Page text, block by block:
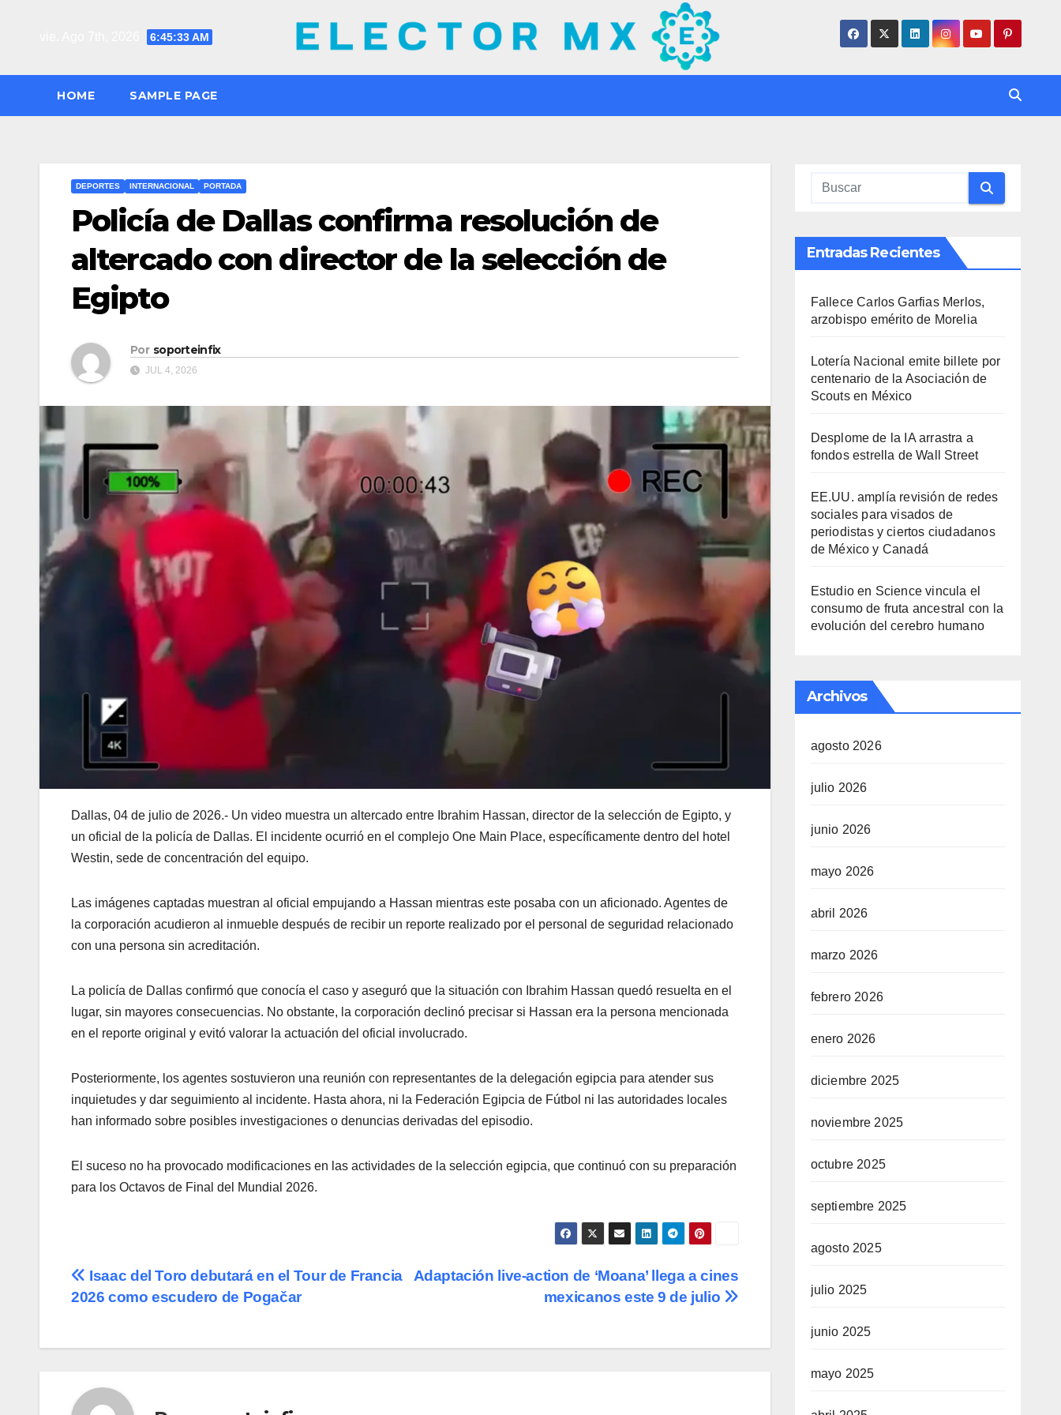
6:45:34 AM
HOME SAMPLE PAGE
DEPORTES INTERNACIONAL PORTADA
Policía de Dallas confirma resolución de
altercado con director de la selección de
Egipto
Por soporteinfix
JUL 4, 2026
Dallas, 04 de julio de 2026.- Un video muestra un altercado entre Ibrahim Hassan, director de la selección de Egipto, y
un oficial de la policía de Dallas. El incidente ocurrió en el complejo One Main Place, específicamente dentro del hotel
Westin, sede de concentración del equipo.
Las imágenes captadas muestran al oficial empujando a Hassan mientras este posaba con un aficionado. Agentes de
la corporación acudieron al inmueble después de recibir un reporte realizado por el personal de seguridad relacionado
con una persona sin acreditación.
La policía de Dallas confirmó que conocía el caso y aseguró que la situación con Ibrahim Hassan quedó resuelta en el
lugar, sin mayores consecuencias. No obstante, la corporación declinó precisar si Hassan era la persona mencionada
en el reporte original y evitó valorar la actuación del oficial involucrado.
Posteriormente, los agentes sostuvieron una reunión con representantes de la delegación egipcia para atender sus
inquietudes y dar seguimiento al incidente. Hasta ahora, ni la Federación Egipcia de Fútbol ni las autoridades locales
han informado sobre posibles investigaciones o denuncias derivadas del episodio.
El suceso no ha provocado modificaciones en las actividades de la selección egipcia, que continuó con su preparación
para los Octavos de Final del Mundial 2026.
Navegación
entradas
Adaptación live-action de ‘Moana’ llega a cines
mexicanos este 9 de julio
Isaac del Toro debutará en el Tour de Francia
2026 como escudero de Pogačar
Entradas Recientes
Fallece Carlos Garfias Merlos,
arzobispo emérito de Morelia
Lotería Nacional emite billete por
centenario de la Asociación de
Scouts en México
Desplome de la IA arrastra a
fondos estrella de Wall Street
EE.UU. amplía revisión de redes
sociales para visados de
periodistas y ciertos ciudadanos
de México y Canadá
Estudio en Science vincula el
consumo de fruta ancestral con la
evolución del cerebro humano
Archivos
agosto 2026
julio 2026
junio 2026
mayo 2026
abril 2026
marzo 2026
febrero 2026
enero 2026
diciembre 2025
noviembre 2025
octubre 2025
septiembre 2025
agosto 2025
julio 2025
junio 2025
mayo 2025